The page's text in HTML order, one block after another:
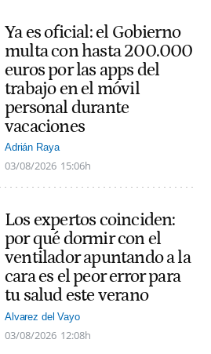
Ya es oficial: el Gobierno
multa con hasta 200.000
euros por las apps del
trabajo en el móvil
personal durante
vacaciones
Adrián Raya
03/08/2026 15:06h
Los expertos coinciden:
por qué dormir con el
ventilador apuntando a la
cara es el peor error para
tu salud este verano
Alvarez del Vayo
03/08/2026 12:08h